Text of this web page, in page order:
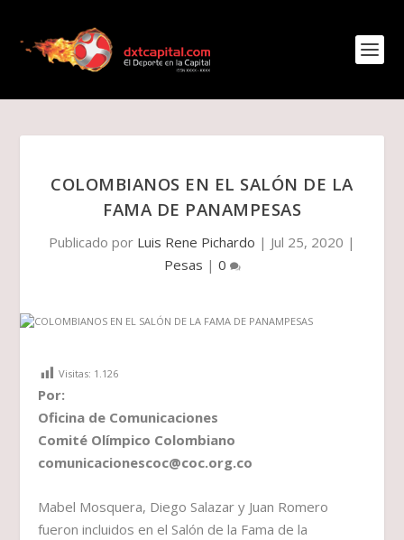
COLOMBIANOS EN EL SALÓN DE LA
FAMA DE PANAMPESAS
Publicado por Luis Rene Pichardo | Jul 25, 2020 |
Pesas | 0
Visitas: 1.126
Por:
Oficina de Comunicaciones
Comité Olímpico Colombiano
comunicacionescoc@coc.org.co
Mabel Mosquera, Diego Salazar y Juan Romero
fueron incluidos en el Salón de la Fama de la